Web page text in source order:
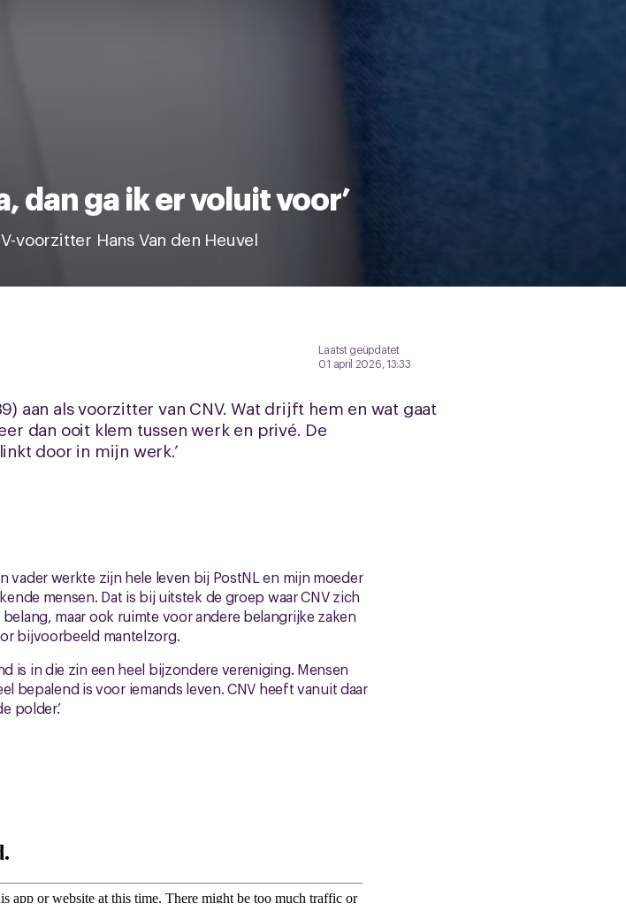
dan ga ik er voluit voor’
voorzitter Hans Van den Heuvel
Laatst geüpdatet
01 april 2026, 13:33
aan als voorzitter van CNV. Wat drijft hem en wat gaat
dan ooit klem tussen werk en privé. De
door in mijn werk.’
vader werkte zijn hele leven bij PostNL en mijn moeder
mensen. Dat is bij uitstek de groep waar CNV zich
maar ook ruimte voor andere belangrijke zaken
bijvoorbeeld mantelzorg.
is in die zin een heel bijzondere vereniging. Mensen
bepalend is voor iemands leven. CNV heeft vanuit daar
polder.’